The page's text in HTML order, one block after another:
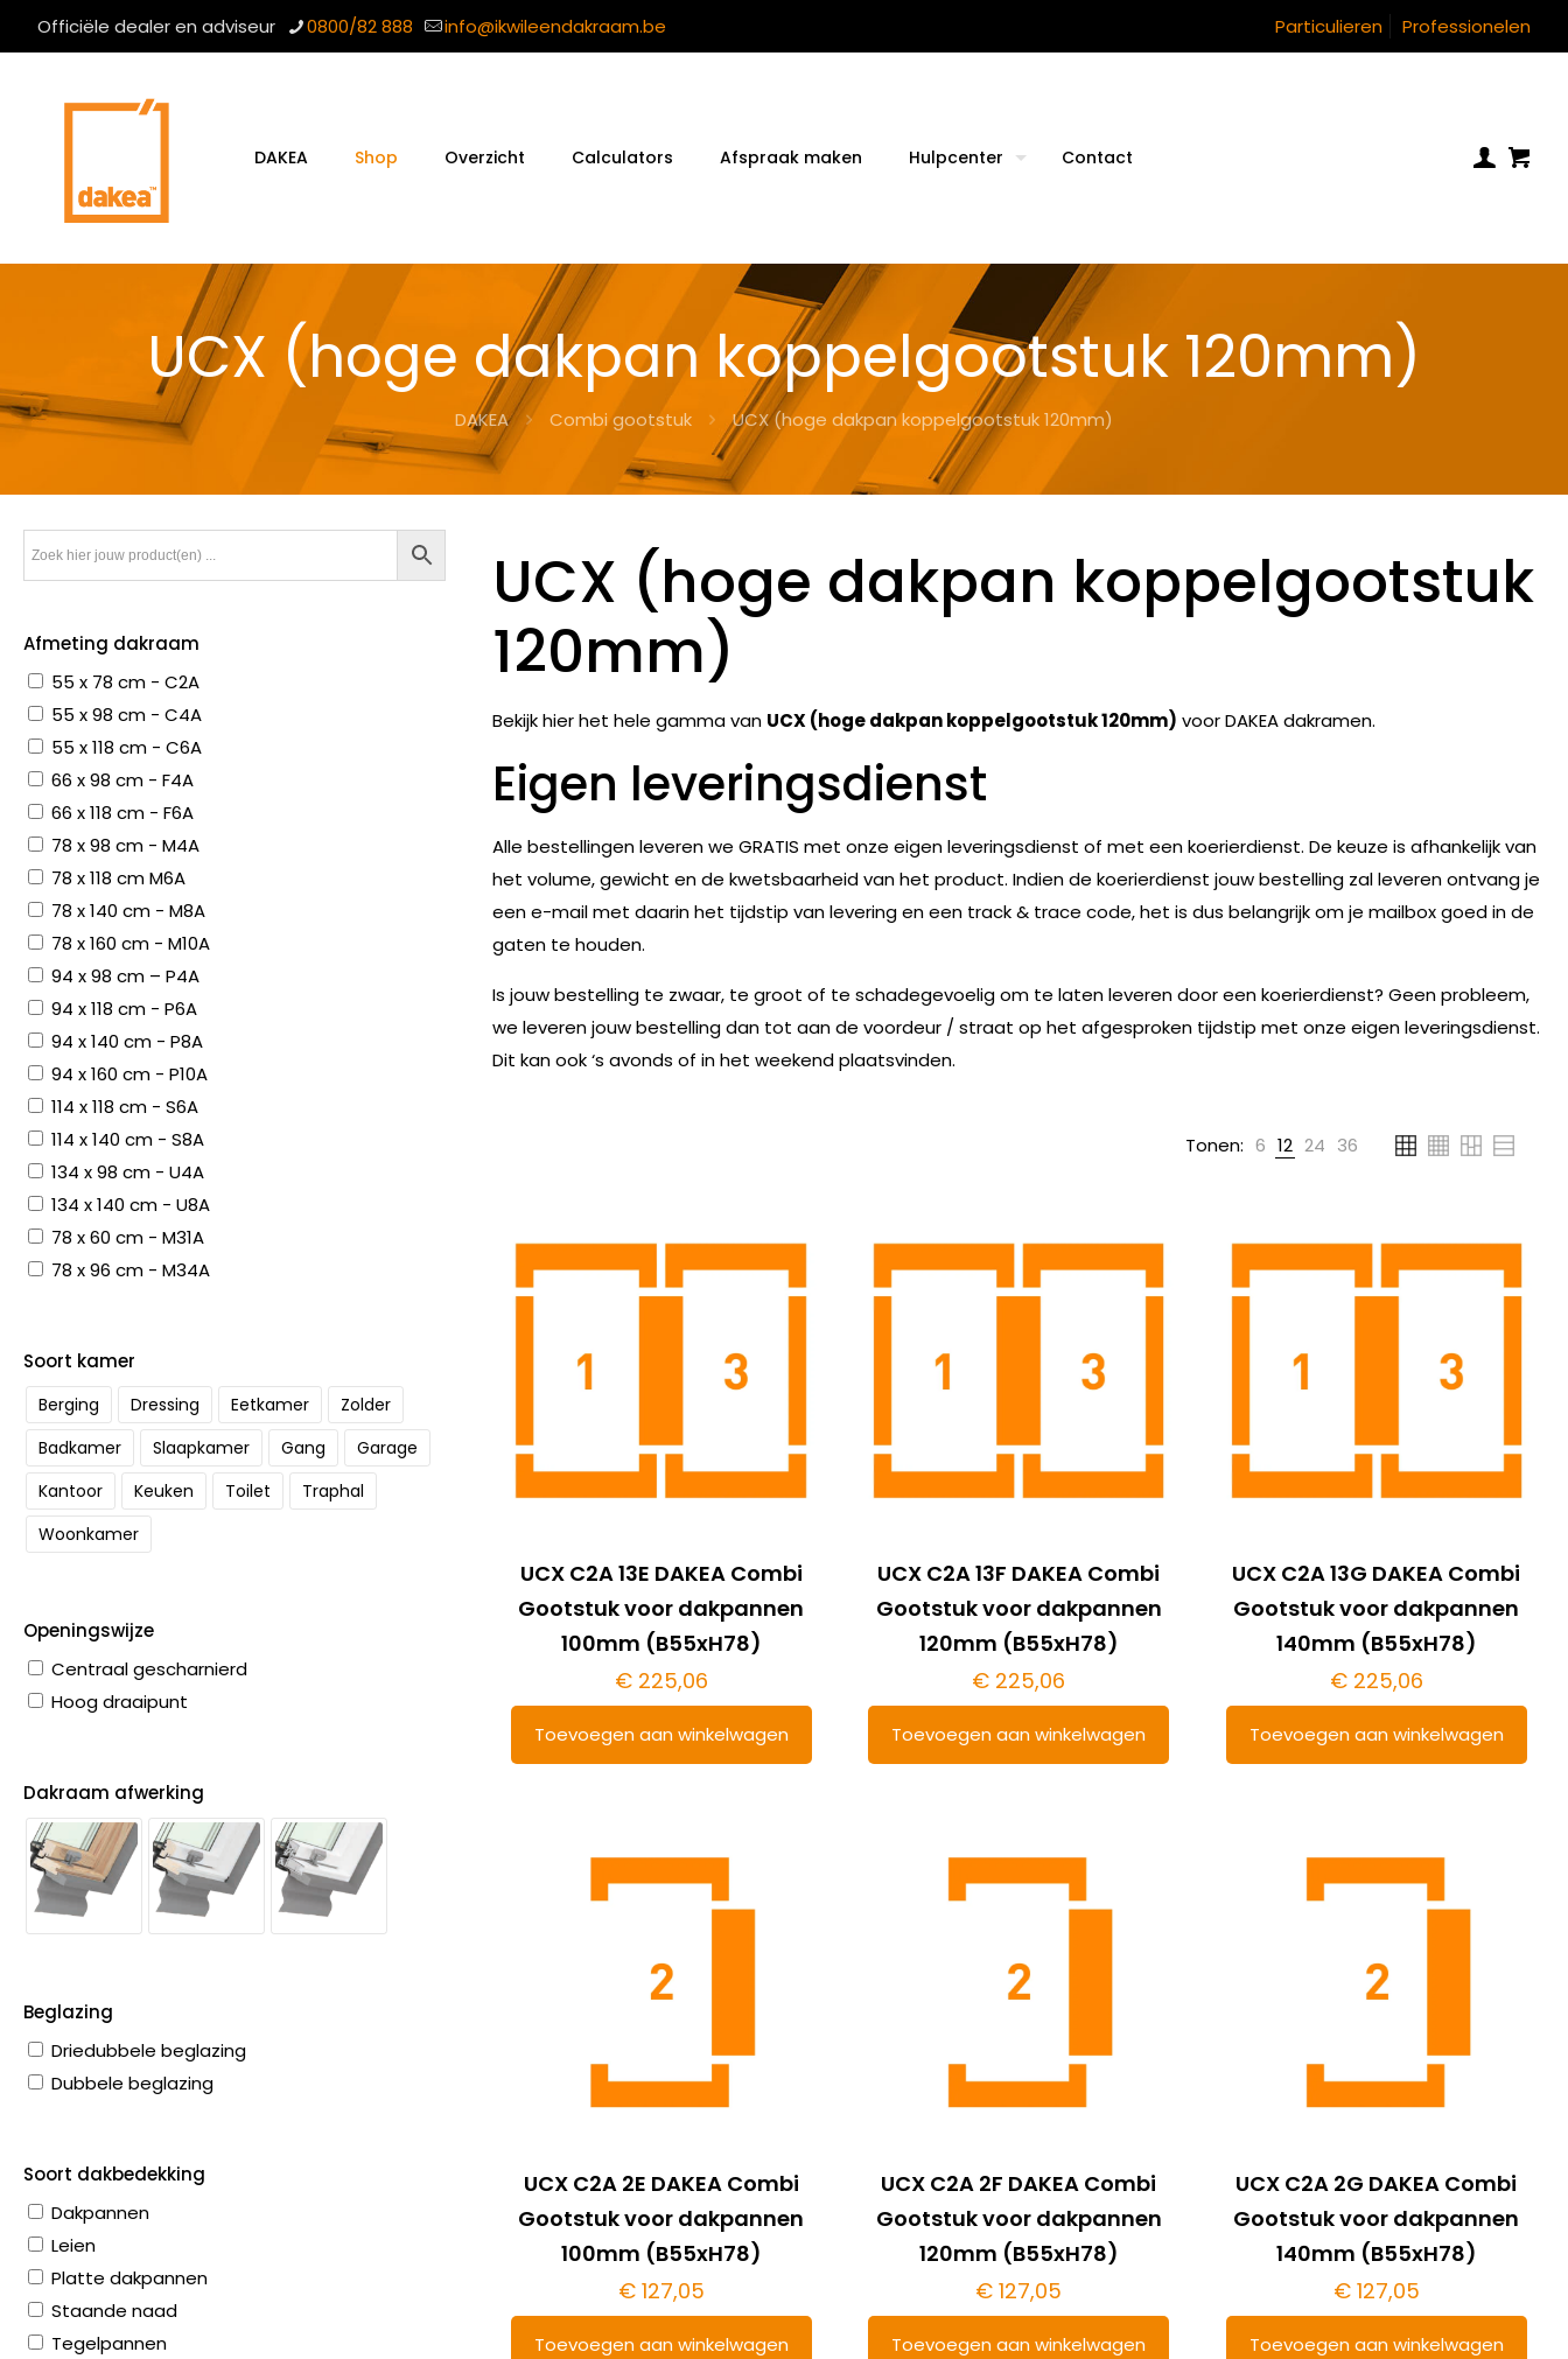
Officiële dealer en adviseur 0800/82 888 info@ikwileendakraam.be Particulieren Professionelen
DAKEA Shop Overzicht Calculators Afspraak maken Hulpcenter Contact
UCX (hoge dakpan koppelgootstuk 120mm)
DAKEA Combi gootstuk UCX (hoge dakpan koppelgootstuk 120mm)
UCX (hoge dakpan koppelgootstuk
120mm)
Bekijk hier het hele gamma van UCX (hoge dakpan koppelgootstuk 120mm) voor DAKEA dakramen.
Eigen leveringsdienst
Alle bestellingen leveren we GRATIS met onze eigen leveringsdienst of met een koerierdienst. De keuze is afhankelijk van
het volume, gewicht en de kwetsbaarheid van het product. Indien de koerierdienst jouw bestelling zal leveren ontvang je
een e-mail met daarin het tijdstip van levering en een track & trace code, het is dus belangrijk om je mailbox goed in de
gaten te houden.
Is jouw bestelling te zwaar, te groot of te schadegevoelig om te laten leveren door een koerierdienst? Geen probleem,
we leveren jouw bestelling dan tot aan de voordeur / straat op het afgesproken tijdstip met onze eigen leveringsdienst.
Dit kan ook ‘s avonds of in het weekend plaatsvinden.
Tonen: 6 12 24 36
UCX C2A 13E DAKEA Combi
Gootstuk voor dakpannen
100mm (B55xH78)
€225,06
Toevoegen aan winkelwagen
UCX C2A 13F DAKEA Combi
Gootstuk voor dakpannen
120mm (B55xH78)
€ 225,06
Toevoegen aan winkelwagen
UCX C2A 13G DAKEA Combi
Gootstuk voor dakpannen
140mm (B55xH78)
€225,06
Toevoegen aan winkelwagen
UCX C2A 2E DAKEA Combi
Gootstuk voor dakpannen
100mm (B55xH78)
€127,05
Toevoegen aan winkelwagen
UCX C2A 2F DAKEA Combi
Gootstuk voor dakpannen
120mm (B55xH78)
€ 127,05
Toevoegen aan winkelwagen
UCX C2A 2G DAKEA Combi
Gootstuk voor dakpannen
140mm (B55xH78)
€127,05
Toevoegen aan winkelwagen
Afmeting dakraam
55 x 78 cm - C2A
55 x 98 cm - C4A
55 x 118 cm - C6A
66 x 98 cm - F4A
66 x 118 cm - F6A
78 x 98 cm - M4A
78 x 118 cm M6A
78 x 140 cm - M8A
78 x 160 cm - M10A
94 x 98 cm – P4A
94 x 118 cm - P6A
94 x 140 cm - P8A
94 x 160 cm - P10A
114 x 118 cm - S6A
114 x 140 cm - S8A
134 x 98 cm - U4A
134 x 140 cm - U8A
78 x 60 cm - M31A
78 x 96 cm - M34A
Soort kamer
Berging Dressing Eetkamer
Zolder
Badkamer
Slaapkamer Gang
Garage
Kantoor
Keuken Toilet
Traphal
Woonkamer
Openingswijze
Centraal gescharnierd
Hoog draaipunt
Dakraam afwerking
Beglazing
Driedubbele beglazing
Dubbele beglazing
Soort dakbedekking
Dakpannen
Leien
Platte dakpannen
Staande naad
Tegelpannen